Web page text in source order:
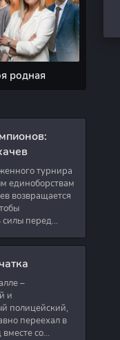
родная
турнира
единоборствам
возвращается
силы перед
приезжают
–
и
полицейский,
переехал в
со